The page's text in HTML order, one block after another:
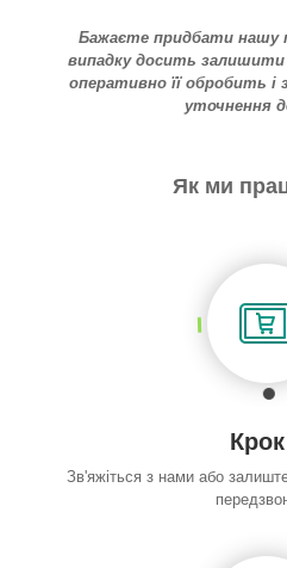
Бажаєте придбати нашу
випадку досить
оперативно її обробить
уточнення
Як ми
Зв'яжіться з нами або